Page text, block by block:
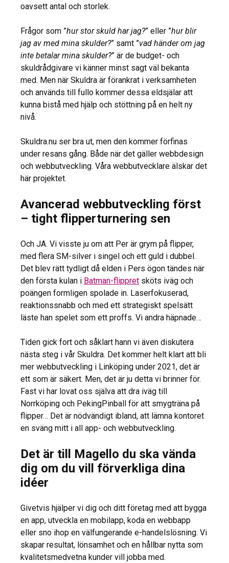
oavsett antal och storlek.
Frågor som ”hur stor skuld har jag?” eller ”hur blir
jag av med mina skulder?” samt ”vad händer om jag
inte betalar mina skulder?” är de budget- och
skuldrådgivare vi känner minst sagt väl bekanta
med. Men när Skuldra är förankrat i verksamheten
och används till fullo kommer dessa eldsjälar att
kunna bistå med hjälp och stöttning på en helt ny
nivå.
Skuldra.nu ser bra ut, men den kommer förfinas
under resans gång. Både när det gäller webbdesign
och webbutveckling. Våra webbutvecklare älskar det
här projektet.
Avancerad webbutveckling först
– tight flipperturnering sen
Och JA. Vi visste ju om att Per är grym på flipper,
med flera SM-silver i singel och ett guld i dubbel.
Det blev rätt tydligt då elden i Pers ögon tändes när
den första kulan i Batman-flippret sköts iväg och
poängen formligen spolade in. Laserfokuserad,
reaktionssnabb och med ett strategiskt spelsätt
läste han spelet som ett proffs. Vi andra häpnade…
Tiden gick fort och såklart hann vi även diskutera
nästa steg i vår Skuldra. Det kommer helt klart att bli
mer webbutveckling i Linköping under 2021, det är
ett som är säkert. Men, det är ju detta vi brinner för.
Fast vi har lovat oss själva att dra iväg till
Norrköping och PekingPinball för att smygträna på
flipper… Det är nödvändigt ibland, att lämna kontoret
en sväng mitt i all app- och webbutveckling.
Det är till Magello du ska vända
dig om du vill förverkliga dina
idéer
Givetvis hjälper vi dig och ditt företag med att bygga
en app, utveckla en mobilapp, koda en webbapp
eller sno ihop en välfungerande e-handelslösning. Vi
skapar resultat, lönsamhet och en hållbar nytta som
kvalitetsmedvetna kunder vill jobba med.